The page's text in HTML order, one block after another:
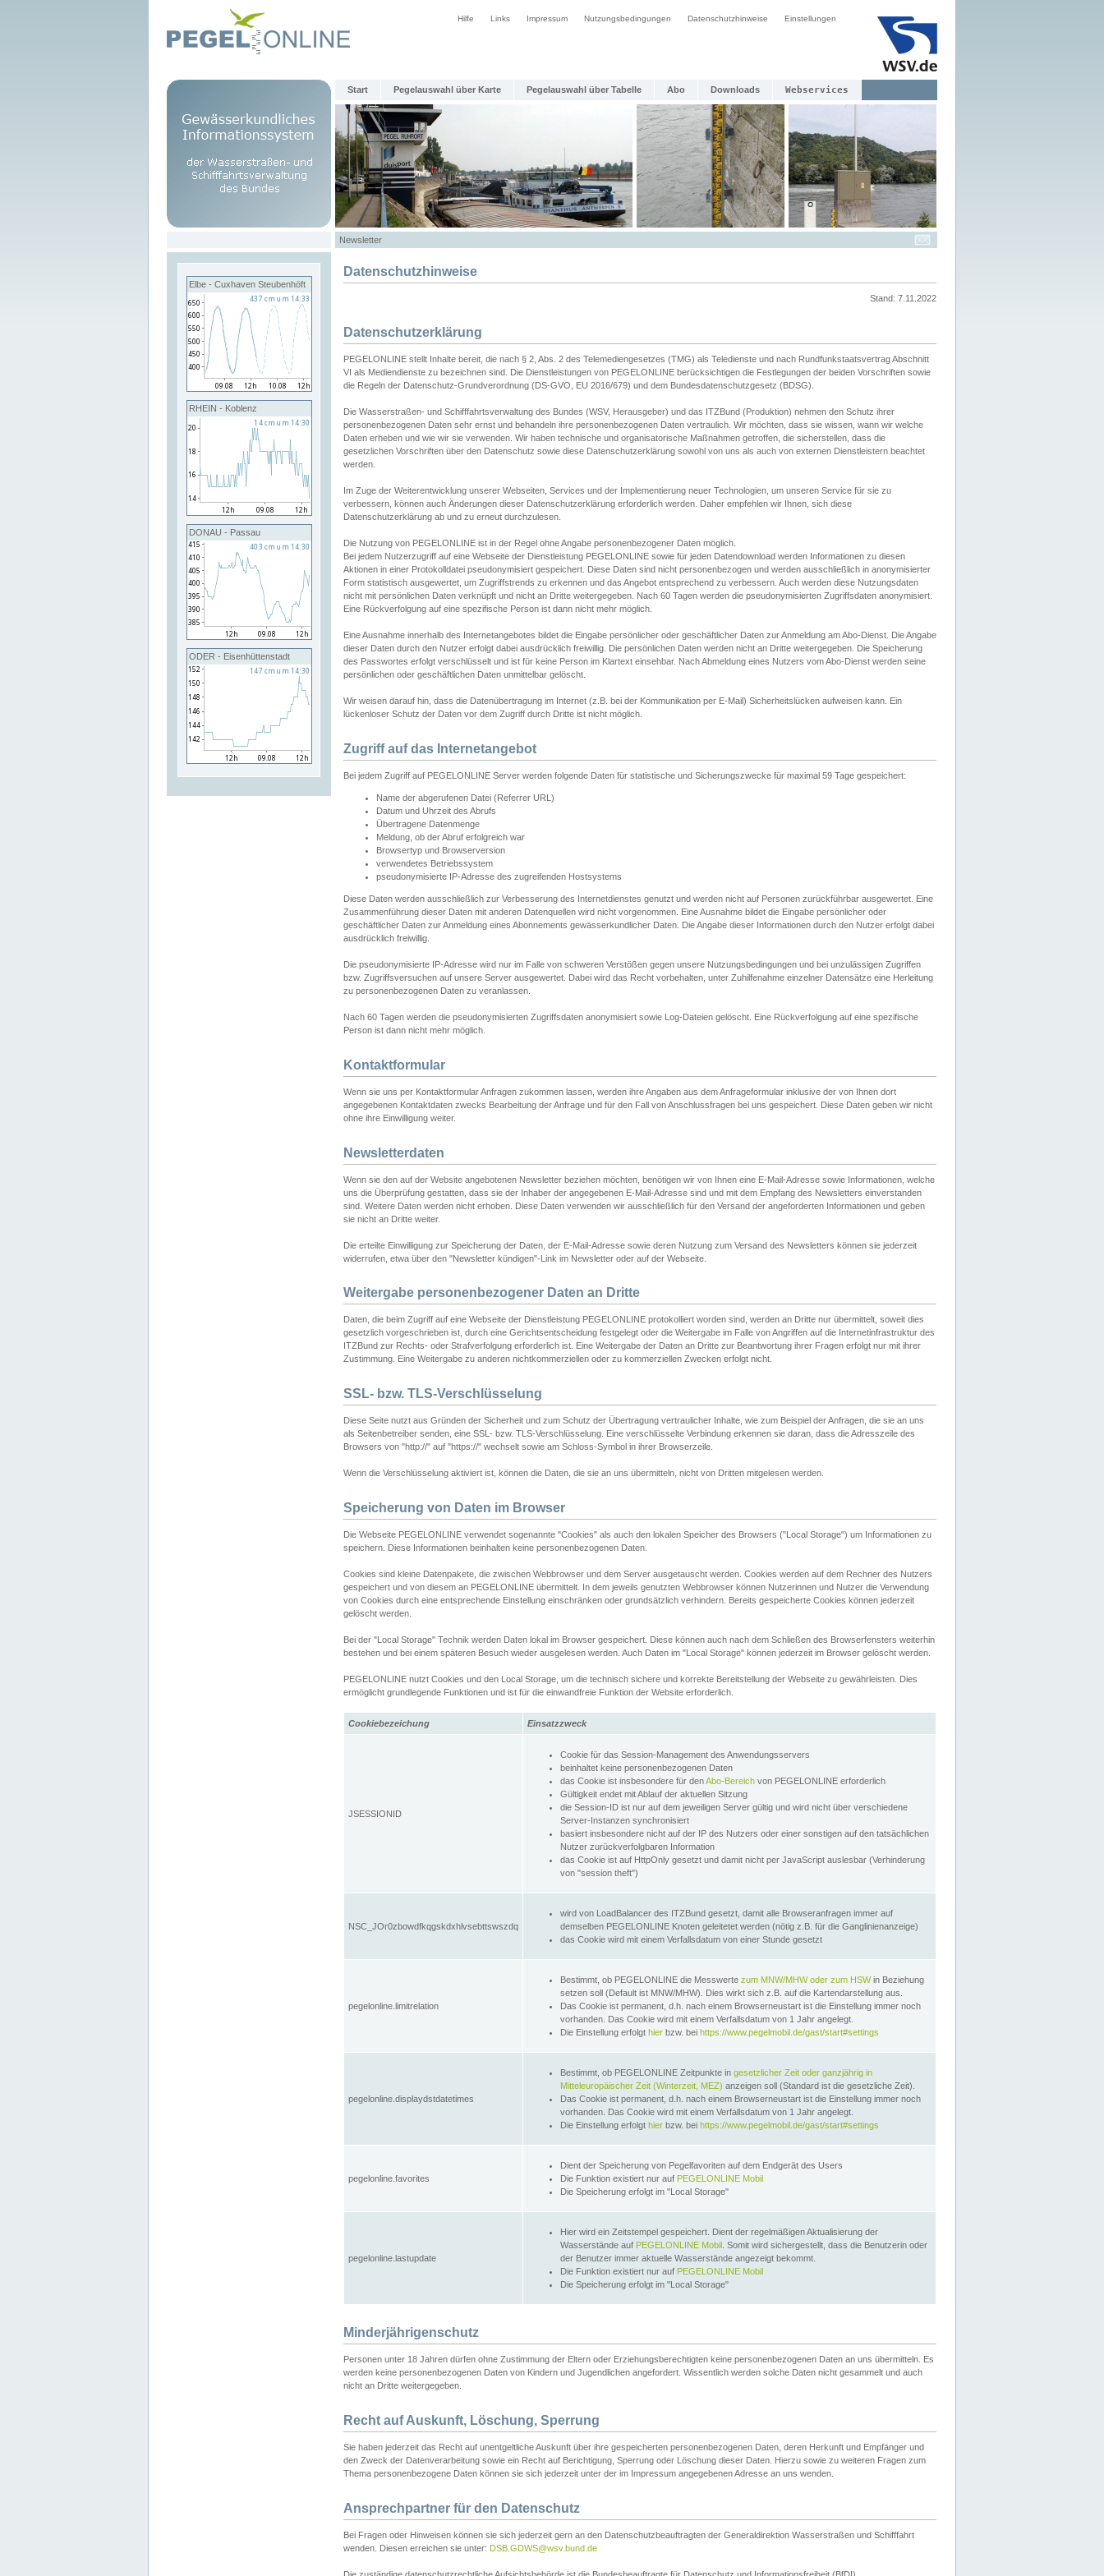
Hilfe Links Impressum Nutzungsbedingungen Datenschutzhinweise Einstellungen
Start Pegelauswahl über Karte Pegelauswahl über Tabelle Abo Downloads Webservices
Newsletter
Elbe - Cuxhaven Steubenhöft
RHEIN - Koblenz
DONAU - Passau
ODER - Eisenhüttenstadt
Datenschutzhinweise
Stand: 7.11.2022
Datenschutzerklärung
PEGELONLINE stellt Inhalte bereit, die nach § 2, Abs. 2 des Telemediengesetzes (TMG) als Teledienste und nach Rundfunkstaatsvertrag Abschnitt
VI als Mediendienste zu bezeichnen sind. Die Dienstleistungen von PEGELONLINE berücksichtigen die Festlegungen der beiden Vorschriften sowie
die Regeln der Datenschutz-Grundverordnung (DS-GVO, EU 2016/679) und dem Bundesdatenschutzgesetz (BDSG).
Die Wasserstraßen- und Schifffahrtsverwaltung des Bundes (WSV, Herausgeber) und das ITZBund (Produktion) nehmen den Schutz ihrer
personenbezogenen Daten sehr ernst und behandeln ihre personenbezogenen Daten vertraulich. Wir möchten, dass sie wissen, wann wir welche
Daten erheben und wie wir sie verwenden. Wir haben technische und organisatorische Maßnahmen getroffen, die sicherstellen, dass die
gesetzlichen Vorschriften über den Datenschutz sowie diese Datenschutzerklärung sowohl von uns als auch von externen Dienstleistern beachtet
werden.
Im Zuge der Weiterentwicklung unserer Webseiten, Services und der Implementierung neuer Technologien, um unseren Service für sie zu
verbessern, können auch Änderungen dieser Datenschutzerklärung erforderlich werden. Daher empfehlen wir Ihnen, sich diese
Datenschutzerklärung ab und zu erneut durchzulesen.
Die Nutzung von PEGELONLINE ist in der Regel ohne Angabe personenbezogener Daten möglich.
Bei jedem Nutzerzugriff auf eine Webseite der Dienstleistung PEGELONLINE sowie für jeden Datendownload werden Informationen zu diesen
Aktionen in einer Protokolldatei pseudonymisiert gespeichert. Diese Daten sind nicht personenbezogen und werden ausschließlich in anonymisierter
Form statistisch ausgewertet, um Zugriffstrends zu erkennen und das Angebot entsprechend zu verbessern. Auch werden diese Nutzungsdaten
nicht mit persönlichen Daten verknüpft und nicht an Dritte weitergegeben. Nach 60 Tagen werden die pseudonymisierten Zugriffsdaten anonymisiert.
Eine Rückverfolgung auf eine spezifische Person ist dann nicht mehr möglich.
Eine Ausnahme innerhalb des Internetangebotes bildet die Eingabe persönlicher oder geschäftlicher Daten zur Anmeldung am Abo-Dienst. Die Angabe
dieser Daten durch den Nutzer erfolgt dabei ausdrücklich freiwillig. Die persönlichen Daten werden nicht an Dritte weitergegeben. Die Speicherung
des Passwortes erfolgt verschlüsselt und ist für keine Person im Klartext einsehbar. Nach Abmeldung eines Nutzers vom Abo-Dienst werden seine
persönlichen oder geschäftlichen Daten unmittelbar gelöscht.
Wir weisen darauf hin, dass die Datenübertragung im Internet (z.B. bei der Kommunikation per E-Mail) Sicherheitslücken aufweisen kann. Ein
lückenloser Schutz der Daten vor dem Zugriff durch Dritte ist nicht möglich.
Zugriff auf das Internetangebot
Bei jedem Zugriff auf PEGELONLINE Server werden folgende Daten für statistische und Sicherungszwecke für maximal 59 Tage gespeichert:
Name der abgerufenen Datei (Referrer URL)
Datum und Uhrzeit des Abrufs
Übertragene Datenmenge
Meldung, ob der Abruf erfolgreich war
Browsertyp und Browserversion
verwendetes Betriebssystem
pseudonymisierte IP-Adresse des zugreifenden Hostsystems
Diese Daten werden ausschließlich zur Verbesserung des Internetdienstes genutzt und werden nicht auf Personen zurückführbar ausgewertet. Eine
Zusammenführung dieser Daten mit anderen Datenquellen wird nicht vorgenommen. Eine Ausnahme bildet die Eingabe persönlicher oder
geschäftlicher Daten zur Anmeldung eines Abonnements gewässerkundlicher Daten. Die Angabe dieser Informationen durch den Nutzer erfolgt dabei
ausdrücklich freiwillig.
Die pseudonymisierte IP-Adresse wird nur im Falle von schweren Verstößen gegen unsere Nutzungsbedingungen und bei unzulässigen Zugriffen
bzw. Zugriffsversuchen auf unsere Server ausgewertet. Dabei wird das Recht vorbehalten, unter Zuhilfenahme einzelner Datensätze eine Herleitung
zu personenbezogenen Daten zu veranlassen.
Nach 60 Tagen werden die pseudonymisierten Zugriffsdaten anonymisiert sowie Log-Dateien gelöscht. Eine Rückverfolgung auf eine spezifische
Person ist dann nicht mehr möglich.
Kontaktformular
Wenn sie uns per Kontaktformular Anfragen zukommen lassen, werden ihre Angaben aus dem Anfrageformular inklusive der von Ihnen dort
angegebenen Kontaktdaten zwecks Bearbeitung der Anfrage und für den Fall von Anschlussfragen bei uns gespeichert. Diese Daten geben wir nicht
ohne ihre Einwilligung weiter.
Newsletterdaten
Wenn sie den auf der Website angebotenen Newsletter beziehen möchten, benötigen wir von Ihnen eine E-Mail-Adresse sowie Informationen, welche
uns die Überprüfung gestatten, dass sie der Inhaber der angegebenen E-Mail-Adresse sind und mit dem Empfang des Newsletters einverstanden
sind. Weitere Daten werden nicht erhoben. Diese Daten verwenden wir ausschließlich für den Versand der angeforderten Informationen und geben
sie nicht an Dritte weiter.
Die erteilte Einwilligung zur Speicherung der Daten, der E-Mail-Adresse sowie deren Nutzung zum Versand des Newsletters können sie jederzeit
widerrufen, etwa über den "Newsletter kündigen"-Link im Newsletter oder auf der Webseite.
Weitergabe personenbezogener Daten an Dritte
Daten, die beim Zugriff auf eine Webseite der Dienstleistung PEGELONLINE protokolliert worden sind, werden an Dritte nur übermittelt, soweit dies
gesetzlich vorgeschrieben ist, durch eine Gerichtsentscheidung festgelegt oder die Weitergabe im Falle von Angriffen auf die Internetinfrastruktur des
ITZBund zur Rechts- oder Strafverfolgung erforderlich ist. Eine Weitergabe der Daten an Dritte zur Beantwortung ihrer Fragen erfolgt nur mit ihrer
Zustimmung. Eine Weitergabe zu anderen nichtkommerziellen oder zu kommerziellen Zwecken erfolgt nicht.
SSL- bzw. TLS-Verschlüsselung
Diese Seite nutzt aus Gründen der Sicherheit und zum Schutz der Übertragung vertraulicher Inhalte, wie zum Beispiel der Anfragen, die sie an uns
als Seitenbetreiber senden, eine SSL- bzw. TLS-Verschlüsselung. Eine verschlüsselte Verbindung erkennen sie daran, dass die Adresszeile des
Browsers von "http://" auf "https://" wechselt sowie am Schloss-Symbol in ihrer Browserzeile.
Wenn die Verschlüsselung aktiviert ist, können die Daten, die sie an uns übermitteln, nicht von Dritten mitgelesen werden.
Speicherung von Daten im Browser
Die Webseite PEGELONLINE verwendet sogenannte "Cookies" als auch den lokalen Speicher des Browsers ("Local Storage") um Informationen zu
speichern. Diese Informationen beinhalten keine personenbezogenen Daten.
Cookies sind kleine Datenpakete, die zwischen Webbrowser und dem Server ausgetauscht werden. Cookies werden auf dem Rechner des Nutzers
gespeichert und von diesem an PEGELONLINE übermittelt. In dem jeweils genutzten Webbrowser können Nutzerinnen und Nutzer die Verwendung
von Cookies durch eine entsprechende Einstellung einschränken oder grundsätzlich verhindern. Bereits gespeicherte Cookies können jederzeit
gelöscht werden.
Bei der "Local Storage" Technik werden Daten lokal im Browser gespeichert. Diese können auch nach dem Schließen des Browserfensters weiterhin
bestehen und bei einem späteren Besuch wieder ausgelesen werden. Auch Daten im "Local Storage" können jederzeit im Browser gelöscht werden.
PEGELONLINE nutzt Cookies und den Local Storage, um die technisch sichere und korrekte Bereitstellung der Webseite zu gewährleisten. Dies
ermöglicht grundlegende Funktionen und ist für die einwandfreie Funktion der Website erforderlich.
Cookiebezeichung Einsatzzweck
JSESSIONID
Cookie für das Session-Management des Anwendungsservers
beinhaltet keine personenbezogenen Daten
das Cookie ist insbesondere für denAbo-Bereich von PEGELONLINE erforderlich
Gültigkeit endet mit Ablauf der aktuellen Sitzung
die Session-ID ist nur auf dem jeweiligen Server gültig und wird nicht über verschiedene
Server-Instanzen synchronisiert
basiert insbesondere nicht auf der IP des Nutzers oder einer sonstigen auf den tatsächlichen
Nutzer zurückverfolgbaren Information
das Cookie ist auf HttpOnly gesetzt und damit nicht per JavaScript auslesbar (Verhinderung
von "session theft")
NSC_JOr0zbowdfkqgskdxhlvsebttswszdq
wird von LoadBalancer des ITZBund gesetzt, damit alle Browseranfragen immer auf
demselben PEGELONLINE Knoten geleitetet werden (nötig z.B. für die Ganglinienanzeige)
das Cookie wird mit einem Verfallsdatum von einer Stunde gesetzt
pegelonline.limitrelation
Bestimmt, ob PEGELONLINE die Messwerte zum MNW/MHW oder zum HSWin Beziehung
setzen soll (Default ist MNW/MHW). Dies wirkt sich z.B. auf die Kartendarstellung aus.
Das Cookie ist permanent, d.h. nach einem Browserneustart ist die Einstellung immer noch
vorhanden. Das Cookie wird mit einem Verfallsdatum von 1 Jahr angelegt.
Die Einstellung erfolgt hier bzw. bei https://www.pegelmobil.de/gast/start#settings
pegelonline.displaydstdatetimes
Bestimmt, ob PEGELONLINE Zeitpunkte in gesetzlicher Zeit oder ganzjährig in
Mitteleuropäischer Zeit (Winterzeit, MEZ) anzeigen soll (Standard ist die gesetzliche Zeit).
Das Cookie ist permanent, d.h. nach einem Browserneustart ist die Einstellung immer noch
vorhanden. Das Cookie wird mit einem Verfallsdatum von 1 Jahr angelegt.
Die Einstellung erfolgt hier bzw. bei https://www.pegelmobil.de/gast/start#settings
pegelonline.favorites
Dient der Speicherung von Pegelfavoriten auf dem Endgerät des Users
Die Funktion existiert nur auf PEGELONLINE Mobil
Die Speicherung erfolgt im "Local Storage"
pegelonline.lastupdate
Hier wird ein Zeitstempel gespeichert. Dient der regelmäßigen Aktualisierung der
Wasserstände auf PEGELONLINE Mobil . Somit wird sichergestellt, dass die Benutzerin oder
der Benutzer immer aktuelle Wasserstände angezeigt bekommt.
Die Funktion existiert nur auf PEGELONLINE Mobil
Die Speicherung erfolgt im "Local Storage"
Minderjährigenschutz
Personen unter 18 Jahren dürfen ohne Zustimmung der Eltern oder Erziehungsberechtigten keine personenbezogenen Daten an uns übermitteln. Es
werden keine personenbezogenen Daten von Kindern und Jugendlichen angefordert. Wissentlich werden solche Daten nicht gesammelt und auch
nicht an Dritte weitergegeben.
Recht auf Auskunft, Löschung, Sperrung
Sie haben jederzeit das Recht auf unentgeltliche Auskunft über ihre gespeicherten personenbezogenen Daten, deren Herkunft und Empfänger und
den Zweck der Datenverarbeitung sowie ein Recht auf Berichtigung, Sperrung oder Löschung dieser Daten. Hierzu sowie zu weiteren Fragen zum
Thema personenbezogene Daten können sie sich jederzeit unter der im Impressum angegebenen Adresse an uns wenden.
Ansprechpartner für den Datenschutz
Bei Fragen oder Hinweisen können sie sich jederzeit gern an den Datenschutzbeauftragten der Generaldirektion Wasserstraßen und Schifffahrt
wenden. Diesen erreichen sie unter: DSB.GDWS@wsv.bund.de